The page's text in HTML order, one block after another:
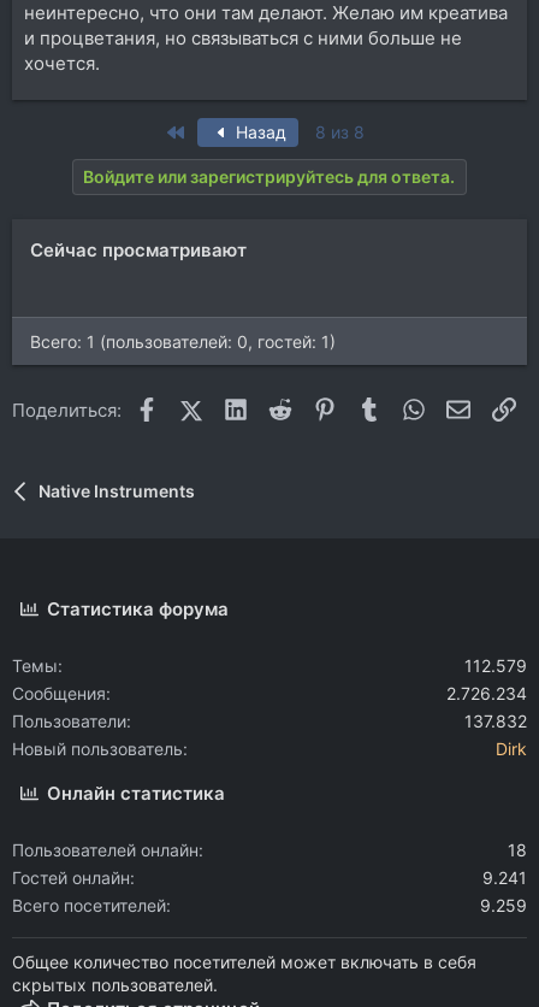
неинтересно, что они там делают. Желаю им креатива
и процветания, но связываться с ними больше не
хочется.
First Назад 8 из 8
Войдите или зарегистрируйтесь для ответа.
Сейчас просматривают
Всего: 1 (пользователей: 0, гостей: 1)
Поделиться: FacebookX (Twitter)
LinkedIn
Reddit Pinterest
Tumblr WhatsApp
Native Instruments
Статистика форума
Темы
112.579
Сообщения
2.726.234
Пользователи
137.832
Новый пользователь
Dirk
Онлайн статистика
Пользователей онлайн
18
Гостей онлайн
9.241
Всего посетителей
9.259
Общее количество посетителей может включать в себя
скрытых пользователей.